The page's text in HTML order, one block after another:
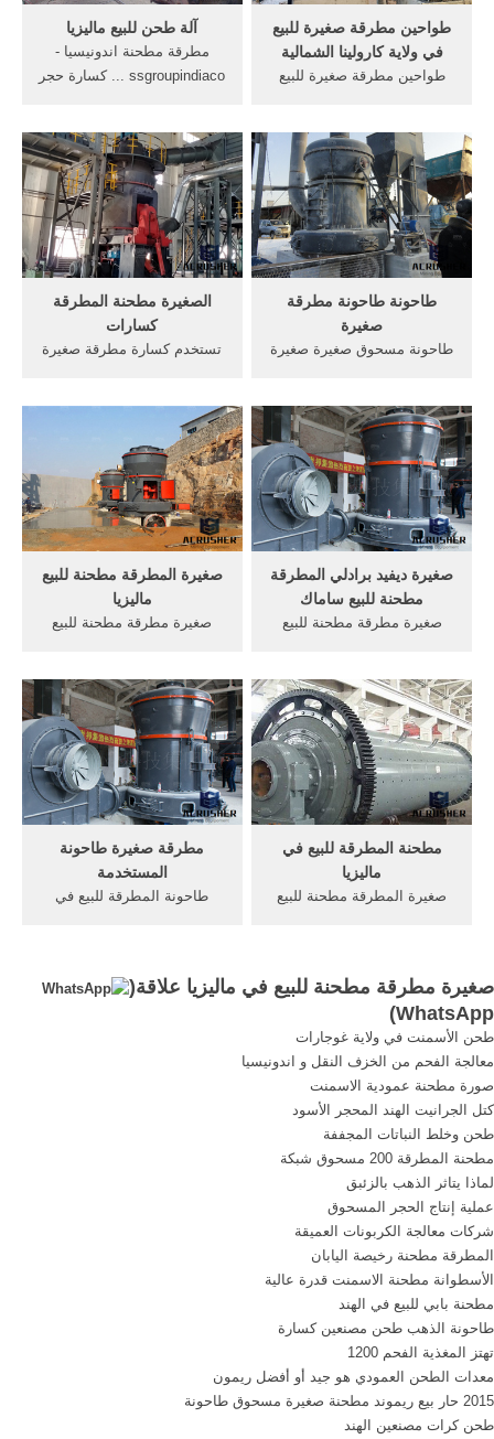
آلة طحن للبيع ماليزيا
مطرقة مطحنة اندونيسيا -
ssgroupindiaco ... كسارة حجر
الكرة مطحنة للبيع في ماليزيا
مبيعات الصين طحن وآلات
التنميط آسیاب .
طواحين مطرقة صغيرة للبيع
في ولاية كارولينا الشمالية
طواحين مطرقة صغيرة للبيع
مطرقة صغيرة للبيع في ولاية
كارولينا الشمالية طواحين
مطرقة صغيرة للبيع في ولاية
كارولينا مطحنة حبوب الذرة
المطرقة .
الصغيرة مطحنة المطرقة
كسارات
تستخدم كسارة مطرقة صغيرة
مطحنة المطرقة, الصين حجر
سحق آلة كسارة . ... البنتونيت
مسحوق طاحونة ماليزيا معدات
مسحوق طاحونة .
طاحونة طاحونة مطرقة
صغيرة
طاحونة مسحوق صغيرة صغيرة
آلة بيع في مطرقة صغيرة
طاحونة ماليزيا velebnyeu
الكرة مطحنة معالجة الذهب
أقل من ميكرون طحن مطحنة
الموزع في ماليزيا .
صغيرة المطرقة مطحنة للبيع
ماليزيا
صغيرة مطرقة مطحنة للبيع
مطحنة للبيع ماليزيا صغيرة
المطرقة مطحنة . [الدردشة
الآن] صغيرة كسارات المطرقة
مطحنة لبيع آر إس إيه. الحصول
على السعر
صغيرة ديفيد برادلي المطرقة
مطحنة للبيع ساماك
صغيرة مطرقة مطحنة للبيع
طحن مطرقة الزراعة في
ماليزيا, صخور صغيرة للبيع في
الولايات المتحدة الأمريكية;
كسارة صغيرة محمولة
لابورتاري .
مطرقة صغيرة طاحونة
المستخدمة
طاحونة المطرقة للبيع في
خام سحق الكرات للبيع طاحونة
مطحنة المطرقة للبيع في
ماليزيا
صغيرة المطرقة مطحنة للبيع
_طحن مطحنة للبيع في آلة
كسارة آلة طحن مطحنة .
بإمكانك شراء طاحونة
الأرز,مطحنة الآلة ...
صغيرة مطرقة مطحنة للبيع في ماليزيا علاقة(
WhatsApp
)
طحن الأسمنت في ولاية غوجارات
معالجة الفحم من الخزف النقل و اندونيسيا
صورة مطحنة عمودية الاسمنت
كتل الجرانيت الهند المحجر الأسود
طحن وخلط النباتات المجففة
مطحنة المطرقة 200 مسحوق شبكة
لماذا يتاثر الذهب بالزئبق
عملية إنتاج الحجر المسحوق
شركات معالجة الكربونات العميقة
المطرقة مطحنة رخيصة اليابان
الأسطوانة مطحنة الاسمنت قدرة عالية
مطحنة بابي للبيع في الهند
طاحونة الذهب طحن مصنعين كسارة
تهتز المغذية الفحم 1200
معدات الطحن العمودي هو جيد أو أفضل ريمون
2015 حار بيع ريموند مطحنة صغيرة مسحوق طاحونة
طحن كرات مصنعين الهند